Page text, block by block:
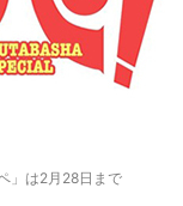
」は2月28日まで